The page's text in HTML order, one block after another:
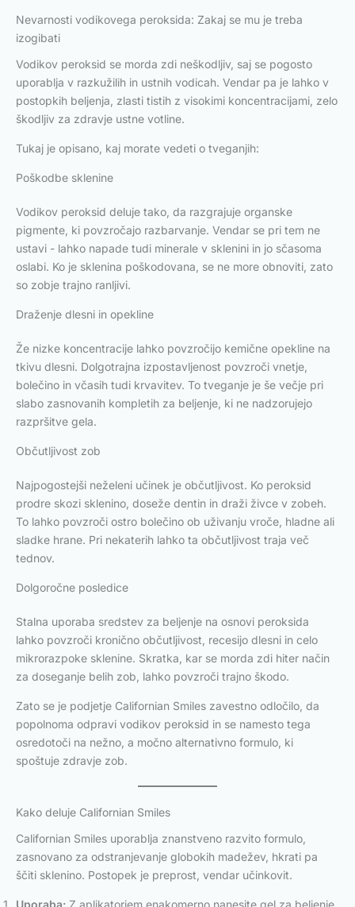
Nevarnosti vodikovega peroksida: Zakaj se mu je treba
izogibati
Vodikov peroksid se morda zdi neškodljiv, saj se pogosto
uporablja v razkužilih in ustnih vodicah. Vendar pa je lahko v
postopkih beljenja, zlasti tistih z visokimi koncentracijami, zelo
škodljiv za zdravje ustne votline.
Tukaj je opisano, kaj morate vedeti o tveganjih:
Poškodbe sklenine
Vodikov peroksid deluje tako, da razgrajuje organske
pigmente, ki povzročajo razbarvanje. Vendar se pri tem ne
ustavi - lahko napade tudi minerale v sklenini in jo sčasoma
oslabi. Ko je sklenina poškodovana, se ne more obnoviti, zato
so zobje trajno ranljivi.
Draženje dlesni in opekline
Že nizke koncentracije lahko povzročijo kemične opekline na
tkivu dlesni. Dolgotrajna izpostavljenost povzroči vnetje,
bolečino in včasih tudi krvavitev. To tveganje je še večje pri
slabo zasnovanih kompletih za beljenje, ki ne nadzorujejo
razpršitve gela.
Občutljivost zob
Najpogostejši neželeni učinek je občutljivost. Ko peroksid
prodre skozi sklenino, doseže dentin in draži živce v zobeh.
To lahko povzroči ostro bolečino ob uživanju vroče, hladne ali
sladke hrane. Pri nekaterih lahko ta občutljivost traja več
tednov.
Dolgoročne posledice
Stalna uporaba sredstev za beljenje na osnovi peroksida
lahko povzroči kronično občutljivost, recesijo dlesni in celo
mikrorazpoke sklenine. Skratka, kar se morda zdi hiter način
za doseganje belih zob, lahko povzroči trajno škodo.
Zato se je podjetje Californian Smiles zavestno odločilo, da
popolnoma odpravi vodikov peroksid in se namesto tega
osredotoči na nežno, a močno alternativno formulo, ki
spoštuje zdravje zob.
Kako deluje Californian Smiles
Californian Smiles uporablja znanstveno razvito formulo,
zasnovano za odstranjevanje globokih madežev, hkrati pa
ščiti sklenino. Postopek je preprost, vendar učinkovit.
Uporaba: Z aplikatorjem enakomerno nanesite gel za beljenje